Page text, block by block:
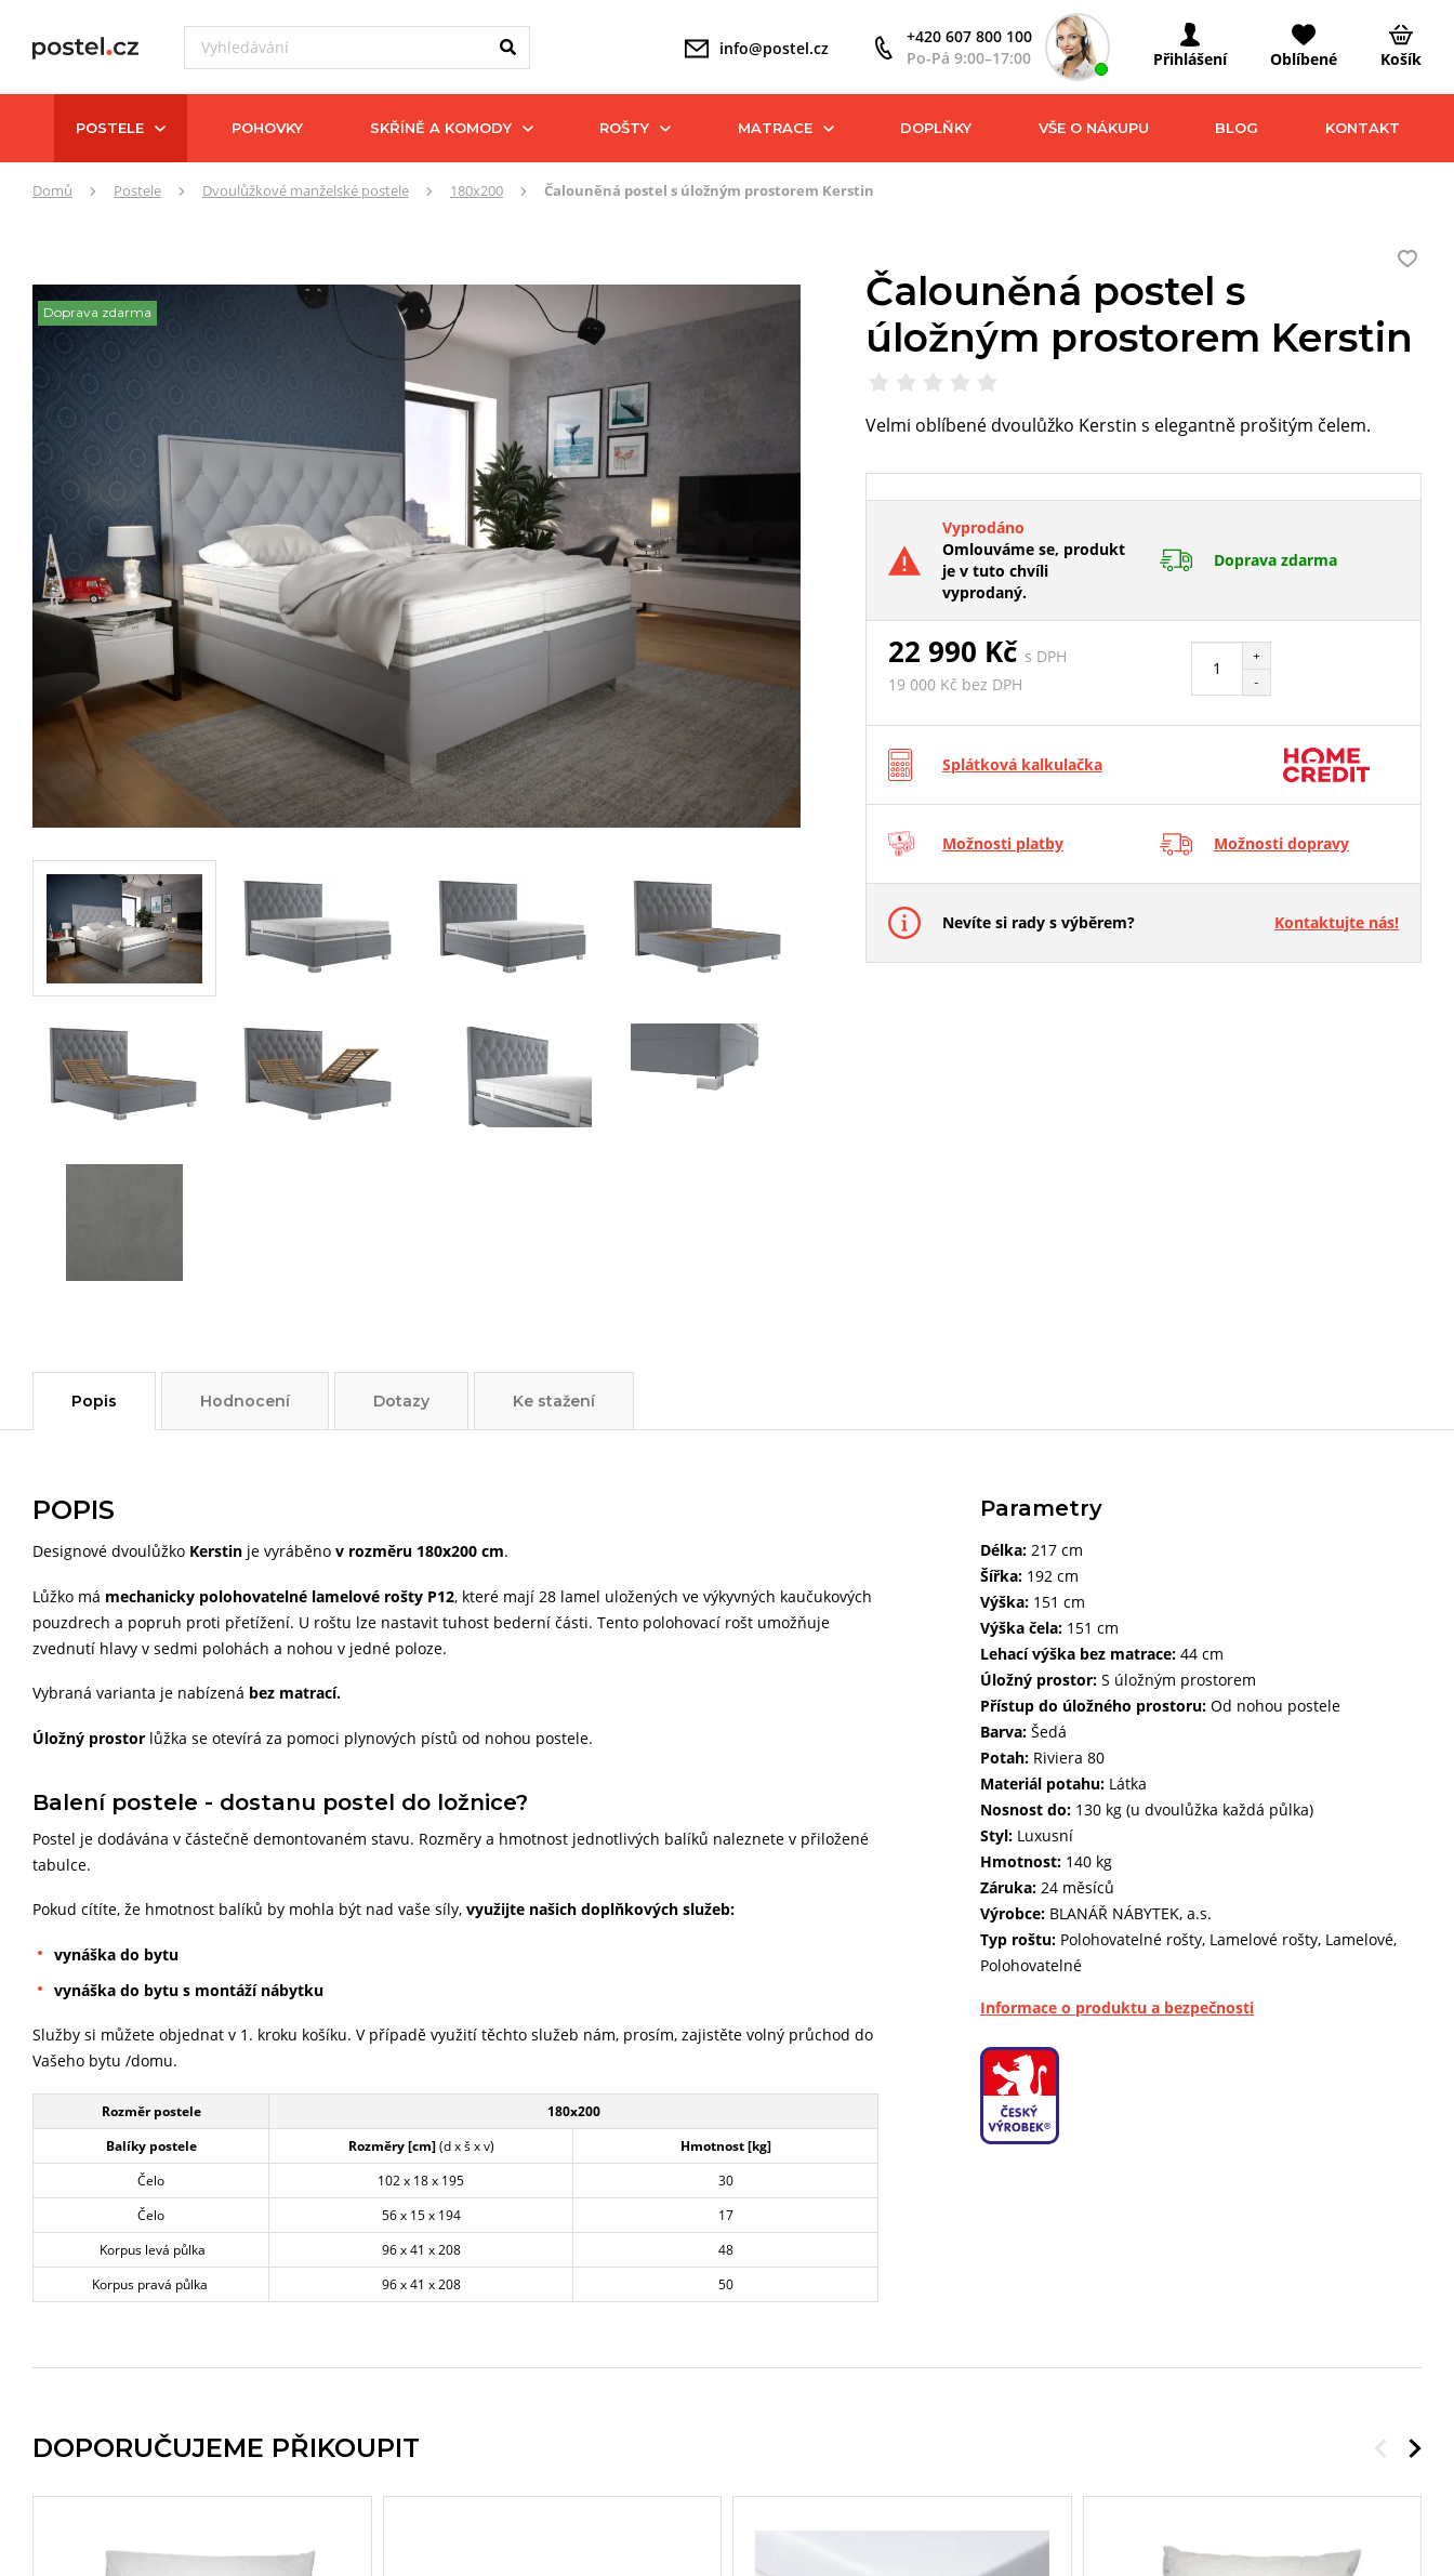
info@postel.cz
+420 607 800 100
Po-Pá 9:00–17:00
Přihlášení Oblíbené Košík
POSTELE POHOVKY SKŘÍNĚ A KOMODY ROŠTY MATRACE DOPLŇKY VŠE O NÁKUPU BLOG KONTAKT
ZdeDomů Postele Dvoulůžkové manželské postele 180x200 Čalouněná postel s úložným prostorem Kerstin
Čalouněná postel s
úložným prostorem Kerstin
Velmi oblíbené dvoulůžko Kerstin s elegantně prošitým čelem.
Doprava zdarma
Vyprodáno
Omlouváme se, produkt
je v tuto chvíli
vyprodaný.
Doprava zdarma
22 990 Kč s DPH
19 000 Kč bez DPH
+
-
Splátková kalkulačka
Možnosti platby Možnosti dopravy
Nevíte si rady s výběrem? Kontaktujte nás!
Popis Hodnocení Dotazy Ke stažení
POPIS
Designové dvoulůžko Kerstin je vyráběno v rozměru 180x200 cm.
Lůžko má mechanicky polohovatelné lamelové rošty P12, které mají 28 lamel uložených ve výkyvných kaučukových
pouzdrech a popruh proti přetížení. U roštu lze nastavit tuhost bederní části. Tento polohovací rošt umožňuje
zvednutí hlavy v sedmi polohách a nohou v jedné poloze.
Vybraná varianta je nabízená bez matrací.
Úložný prostor lůžka se otevírá za pomoci plynových pístů od nohou postele.
Balení postele - dostanu postel do ložnice?
Postel je dodávána v částečně demontovaném stavu. Rozměry a hmotnost jednotlivých balíků naleznete v přiložené
tabulce.
Pokud cítíte, že hmotnost balíků by mohla být nad vaše síly, využijte našich doplňkových služeb:
vynáška do bytu
vynáška do bytu s montáží nábytku
Služby si můžete objednat v 1. kroku košíku. V případě využití těchto služeb nám, prosím, zajistěte volný průchod do
Vašeho bytu /domu.
Rozměr postele
180x200
Balíky postele
Rozměry [cm](d x š x v)
Hmotnost [kg]
Čelo
102 x 18 x 195
30
Čelo
56 x 15 x 194
17
Korpus levá půlka
96 x 41 x 208
48
Korpus pravá půlka
96 x 41 x 208 50
Parametry
Délka: 217 cm
Šířka: 192 cm
Výška: 151 cm
Výška čela: 151 cm
Lehací výška bez matrace: 44 cm
Úložný prostor: S úložným prostorem
Přístup do úložného prostoru: Od nohou postele
Barva: Šedá
Potah: Riviera 80
Materiál potahu: Látka
Nosnost do: 130 kg (u dvoulůžka každá půlka)
Styl: Luxusní
Hmotnost: 140 kg
Záruka: 24 měsíců
Výrobce: BLANÁŘ NÁBYTEK, a.s.
Typ roštu: Polohovatelné rošty, Lamelové rošty, Lamelové,
Polohovatelné
Informace o produktu a bezpečnosti
DOPORUČUJEME PŘIKOUPIT